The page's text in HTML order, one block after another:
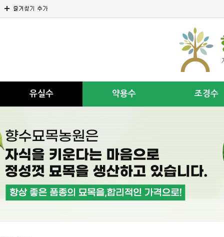
유실수 약용수 조경수